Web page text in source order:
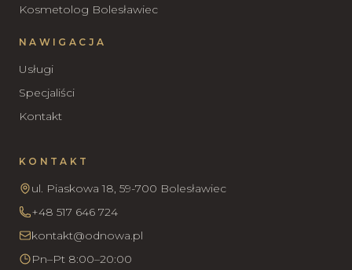
Kosmetolog Bolesławiec
NAWIGACJA
Usługi
Specjaliści
Kontakt
KONTAKT
ul. Piaskowa 18, 59-700 Bolesławiec
+48 517 646 724
kontakt@odnowa.pl
Pn–Pt 8:00–20:00